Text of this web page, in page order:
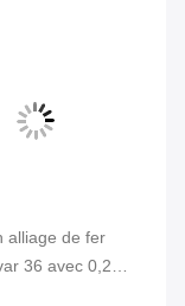
alliage de fer
36 avec 0,2